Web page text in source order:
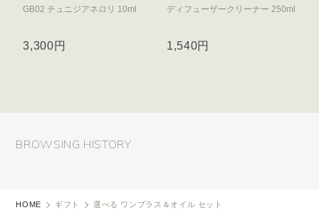
GB02 チュニジアネロリ 10ml
3,300円
ディフューザークリーナー 250ml
1,540円
BROWSING HISTORY
HOME ギフト 選べる ワンプラス＆オイル セット